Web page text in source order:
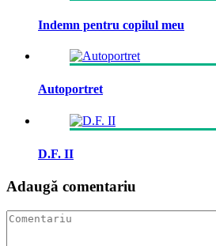
Indemn pentru copilul meu
Autoportret
D.F. II
Adaugă comentariu